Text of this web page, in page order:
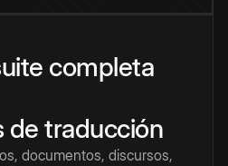
completa
de traducción
documentos, discursos,